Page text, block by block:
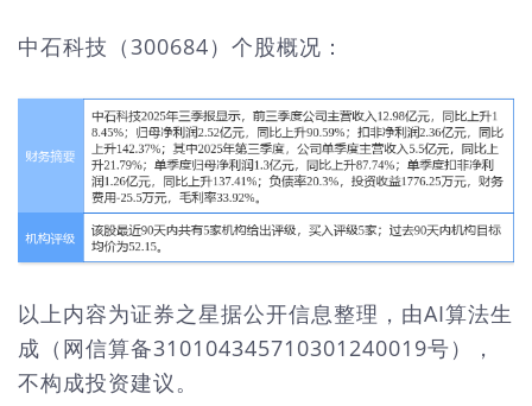
中石科技（300684）个股概况：
以上内容为证券之星据公开信息整理，由AI算法生
成（网信算备310104345710301240019号），
不构成投资建议。